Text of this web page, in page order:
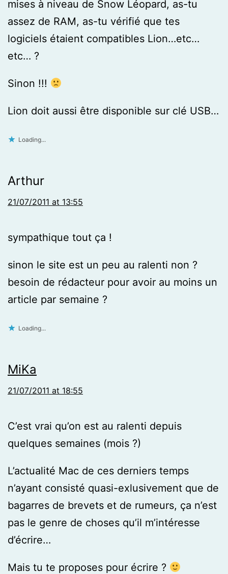
mises à niveau de Snow Léopard, as-tu
assez de RAM, as-tu vérifié que tes
logiciels étaient compatibles Lion…etc…
etc… ?
Sinon !!!
Lion doit aussi être disponible sur clé USB…
Loading...
Arthur
21/07/2011 at 13:55
sympathique tout ça !
sinon le site est un peu au ralenti non ?
besoin de rédacteur pour avoir au moins un
article par semaine ?
Loading...
MiKa
21/07/2011 at 18:55
C’est vrai qu’on est au ralenti depuis
quelques semaines (mois ?)
L’actualité Mac de ces derniers temps
n’ayant consisté quasi-exlusivement que de
bagarres de brevets et de rumeurs, ça n’est
pas le genre de choses qu’il m’intéresse
d’écrire…
Mais tu te proposes pour écrire ?